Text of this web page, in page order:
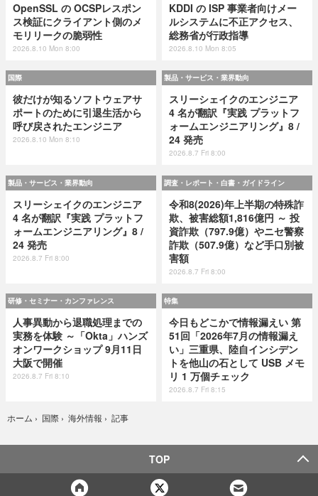
OpenSSL の OCSPレスポン
ス検証にクライアント側のメ
モリリークの脆弱性
2026.8.10 Mon 8:00
KDDI の ISP 事業者向けメー
ルシステムに不正アクセス、
総務省が行政指導
2026.8.10 Mon 8:05
国際
彼だけが知るソフトウェアサ
ポートのために引退生活から
呼び戻されたエンジニア
2026.8.10 Mon 8:10
製品・サービス・業界動向
スリーシェイクのエンジニア
4 名が翻訳『実践 プラットフ
ォームエンジニアリング』8 /
24 発売
2026.8.7 Fri 8:00
製品・サービス・業界動向
スリーシェイクのエンジニア
4 名が翻訳『実践 プラットフ
ォームエンジニアリング』8 /
24 発売
2026.8.7 Fri 8:00
調査・レポート・白書・ガイドライン
令和8(2026)年上半期の特殊詐
欺、被害総額1,816億円 ～ 投
資詐欺（797.9億）やニセ警察
詐欺（507.9億）など手口別被
害額
2026.8.7 Fri 8:00
研修・セミナー・カンファレンス
人事異動から退職処理までの
実務を体験 ～「Okta」ハンズ
オンワークショップ 9月11日
大阪で開催
2026.8.7 Fri 8:10
特集
今日もどこかで情報漏えい 第
51回「2026年7月の情報漏え
い」三重県、陸自インシデン
トを他山の石として USB メモ
リ 1 万個チェック
2026.8.7 Fri 8:15
ホーム › 国際 › 海外情報 › 記事
TOP